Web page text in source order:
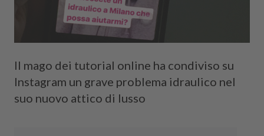
Il mago dei tutorial online ha condiviso su
Instagram un grave problema idraulico nel
suo nuovo attico di lusso